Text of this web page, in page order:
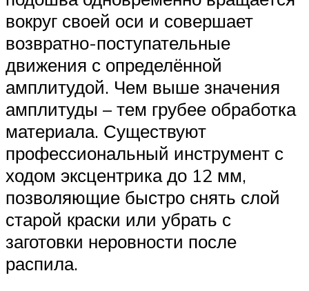
вокруг своей оси и совершает
возвратно-поступательные
движения с определённой
амплитудой. Чем выше значения
амплитуды – тем грубее обработка
материала. Существуют
профессиональный инструмент с
ходом эксцентрика до 12 мм,
позволяющие быстро снять слой
старой краски или убрать с
заготовки неровности после
распила.